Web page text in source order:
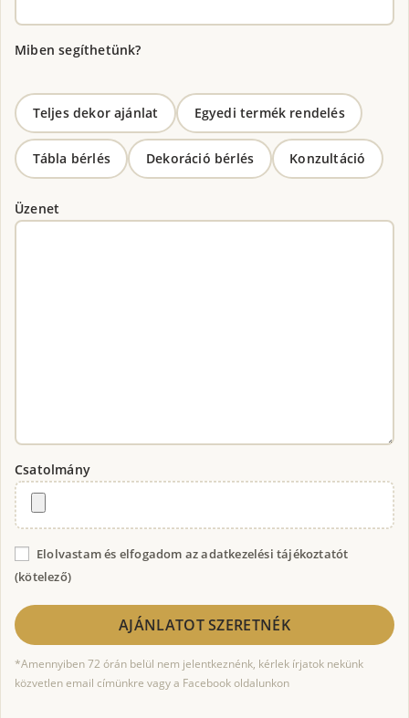
Miben segíthetünk?
Teljes dekor ajánlat Egyedi termék rendelés
Tábla bérlés Dekoráció bérlés Konzultáció
Üzenet
Csatolmány
Elolvastam és elfogadom az adatkezelési tájékoztatót
(kötelező)
*Amennyiben 72 órán belül nem jelentkeznénk, kérlek írjatok nekünk
közvetlen email címünkre vagy a Facebook oldalunkon